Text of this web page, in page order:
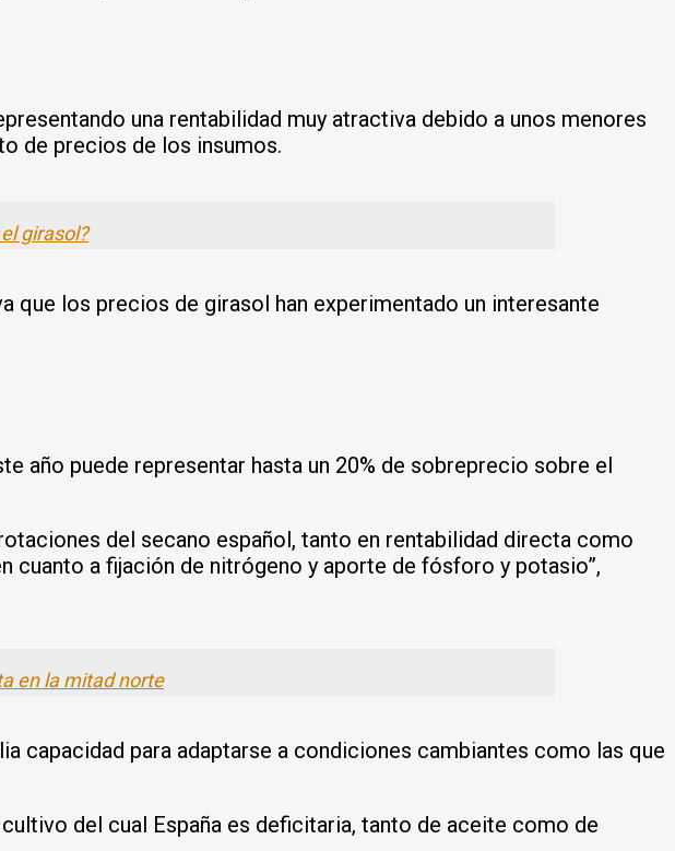
una rentabilidad muy atractiva debido a unos menores
de precios de los insumos.
girasol?
que los precios de girasol han experimentado un interesante
año puede representar hasta un 20% de sobreprecio sobre el
del secano español, tanto en rentabilidad directa como
a fijación de nitrógeno y aporte de fósforo y potasio”,
en la mitad norte
capacidad para adaptarse a condiciones cambiantes como las que
del cual España es deficitaria, tanto de aceite como de